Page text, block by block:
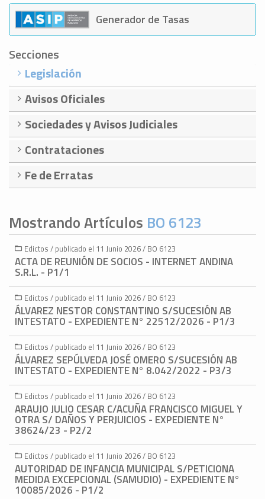
Generador de Tasas
Secciones
Legislación
Avisos Oficiales
Sociedades y Avisos Judiciales
Contrataciones
Fe de Erratas
Mostrando Artículos BO 6123
Edictos / publicado el 11 Junio 2026 / BO 6123
ACTA DE REUNIÓN DE SOCIOS - INTERNET ANDINA
S.R.L. - P1/1
Edictos / publicado el 11 Junio 2026 / BO 6123
ÁLVAREZ NESTOR CONSTANTINO S/SUCESIÓN AB
INTESTATO - EXPEDIENTE N° 22512/2026 - P1/3
Edictos / publicado el 11 Junio 2026 / BO 6123
ÁLVAREZ SEPÚLVEDA JOSÉ OMERO S/SUCESIÓN AB
INTESTATO - EXPEDIENTE N° 8.042/2022 - P3/3
Edictos / publicado el 11 Junio 2026 / BO 6123
ARAUJO JULIO CESAR C/ACUÑA FRANCISCO MIGUEL Y
OTRA S/ DAÑOS Y PERJUICIOS - EXPEDIENTE N°
38624/23 - P2/2
Edictos / publicado el 11 Junio 2026 / BO 6123
AUTORIDAD DE INFANCIA MUNICIPAL S/PETICIONA
MEDIDA EXCEPCIONAL (SAMUDIO) - EXPEDIENTE N°
10085/2026 - P1/2